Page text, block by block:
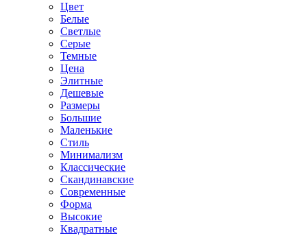
Цвет
Белые
Светлые
Серые
Темные
Цена
Элитные
Дешевые
Размеры
Большие
Маленькие
Стиль
Минимализм
Классические
Скандинавские
Современные
Форма
Высокие
Квадратные